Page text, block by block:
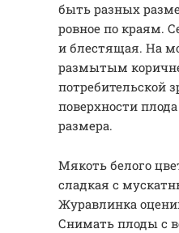
быть разных
ровное по краям.
и блестящая. На
размытым
потребительской
поверхности
размера.
Мякоть белого
сладкая с
Журавлинка
Снимать плоды с